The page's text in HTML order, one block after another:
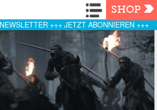
Navigation
SHOP
+++ JETZT ABONNIEREN +++